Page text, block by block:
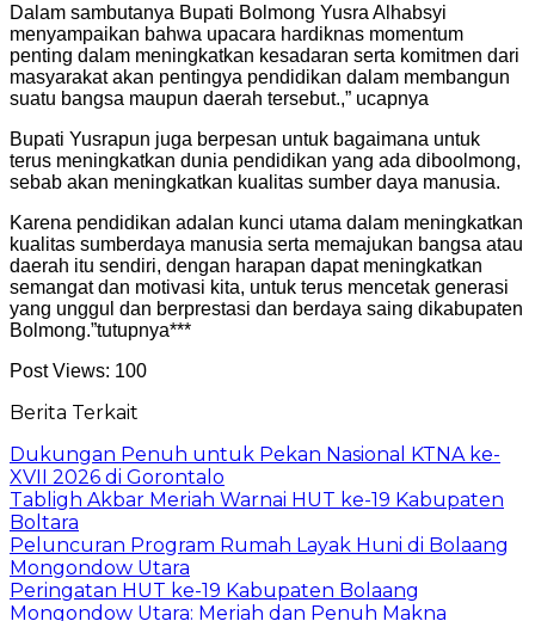
Dalam sambutanya Bupati Bolmong Yusra Alhabsyi
menyampaikan bahwa upacara hardiknas momentum
penting dalam meningkatkan kesadaran serta komitmen dari
masyarakat akan pentingya pendidikan dalam membangun
suatu bangsa maupun daerah tersebut.,” ucapnya
Bupati Yusrapun juga berpesan untuk bagaimana untuk
terus meningkatkan dunia pendidikan yang ada diboolmong,
sebab akan meningkatkan kualitas sumber daya manusia.
Karena pendidikan adalan kunci utama dalam meningkatkan
kualitas sumberdaya manusia serta memajukan bangsa atau
daerah itu sendiri, dengan harapan dapat meningkatkan
semangat dan motivasi kita, untuk terus mencetak generasi
yang unggul dan berprestasi dan berdaya saing dikabupaten
Bolmong.”tutupnya***
Post Views: 100
Berita Terkait
Dukungan Penuh untuk Pekan Nasional KTNA ke-
XVII 2026 di Gorontalo
Tabligh Akbar Meriah Warnai HUT ke-19 Kabupaten
Boltara
Peluncuran Program Rumah Layak Huni di Bolaang
Mongondow Utara
Peringatan HUT ke-19 Kabupaten Bolaang
Mongondow Utara: Meriah dan Penuh Makna